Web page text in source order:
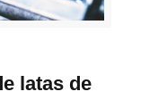
latas de